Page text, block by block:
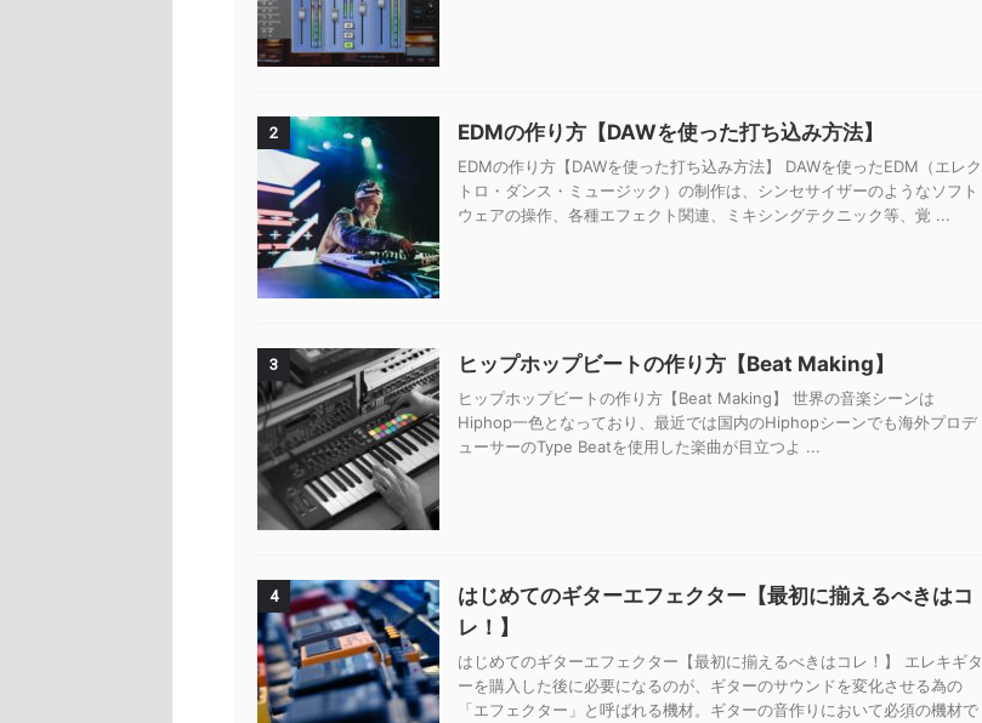
2 EDMの作り方【DAWを使った打ち込み方法】
EDMの作り方【DAWを使った打ち込み方法】 DAWを使ったEDM（エレク
トロ・ダンス・ミュージック）の制作は、シンセサイザーのようなソフト
ウェアの操作、各種エフェクト関連、ミキシングテクニック等、覚 ...
3 ヒップホップビートの作り方【Beat Making】
ヒップホップビートの作り方【Beat Making】 世界の音楽シーンは
Hiphop一色となっており、最近では国内のHiphopシーンでも海外プロデ
ューサーのType Beatを使用した楽曲が目立つよ ...
4
はじめてのギターエフェクター【最初に揃えるべきはコ
レ！】
はじめてのギターエフェクター【最初に揃えるべきはコレ！】 エレキギタ
ーを購入した後に必要になるのが、ギターのサウンドを変化させる為の
「エフェクター」と呼ばれる機材。ギターの音作りにおいて必須の機材で